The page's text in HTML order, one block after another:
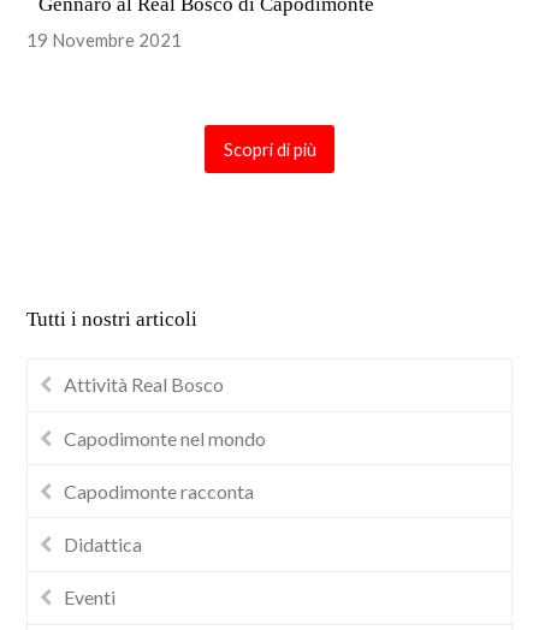
19 Novembre 2021
Scopri di più
Tutti i nostri articoli
Attività Real Bosco
Capodimonte nel mondo
Capodimonte racconta
Didattica
Eventi